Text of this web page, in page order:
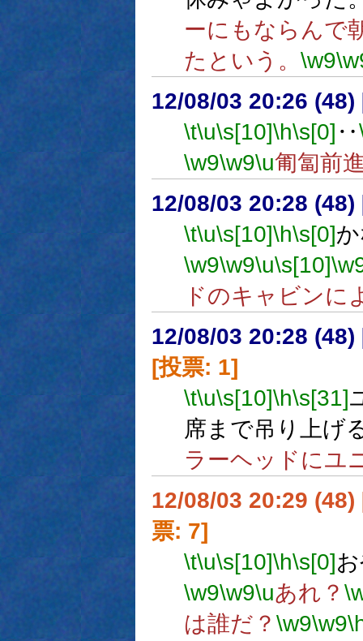
ーにもならんで
たという。 \w9
12/08/03 20:26 (48)
\t\u\s[10]\h\s[0] ‥
\w9\w9\u匍匐前
12/08/03 20:28 (48)
\t\u\s[10]\h\s[0]
\w9\w9\u\s[10]
ドのキャビンに
12/08/03 20:28 (48)
[投票: 1]
\t\u\s[10]\h\s[31]
席まで吊り上げ
ラーヘッドにユ
12/08/03 20:29 (48)
票: 7]
\t\u\s[10]\h\s[0]
\w9\w9\uあれ？
は誰だ？ \w9\w9